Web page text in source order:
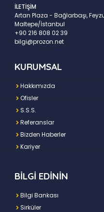
İLETİŞİM
Artan Plaza - Bağlarbaşı,
Maltepe/İstanbul
+90 216 808 02 39
bilgi@prozon.net
KURUMSAL
Hakkımızda
Ofisler
S.S.S.
Referanslar
Bizden Haberler
Kariyer
BİLGİ EDİNİN
Bilgi Bankası
Sirküler